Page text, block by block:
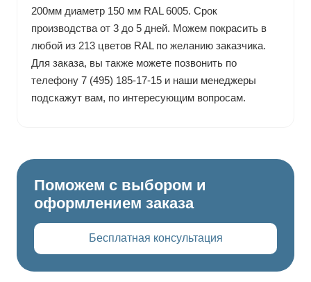
200мм диаметр 150 мм RAL 6005. Срок
производства от 3 до 5 дней. Можем покрасить в
любой из 213 цветов RAL по желанию заказчика.
Для заказа, вы также можете позвонить по
телефону 7 (495) 185-17-15 и наши менеджеры
подскажут вам, по интересующим вопросам.
Поможем с выбором и
оформлением заказа
Бесплатная консультация